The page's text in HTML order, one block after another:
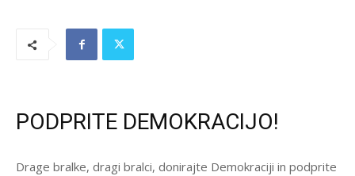
PODPRITE DEMOKRACIJO!
Drage bralke, dragi bralci, donirajte Demokraciji in podprite